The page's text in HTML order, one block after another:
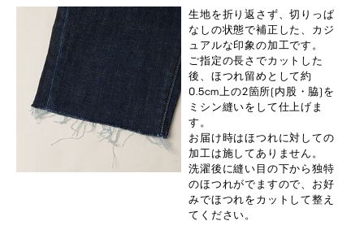
生地を折り返さず、切りっぱ
なしの状態で補正した、カジ
ュアルな印象の加工です。
ご指定の長さでカットした
後、ほつれ留めとして約
0.5cm上の2箇所(内股・脇)を
ミシン縫いをして仕上げま
す。
お届け時はほつれに対しての
加工は施してありません。
洗濯後に縫い目の下から独特
のほつれがでますので、お好
みでほつれをカットして整え
てください。